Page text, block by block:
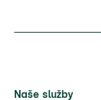
Naše služby